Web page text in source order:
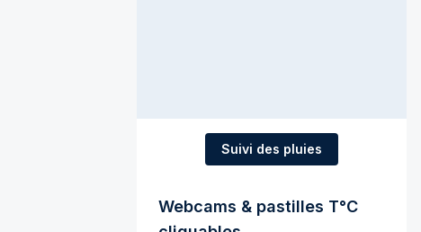
Suivi des pluies
Webcams & pastilles T°C